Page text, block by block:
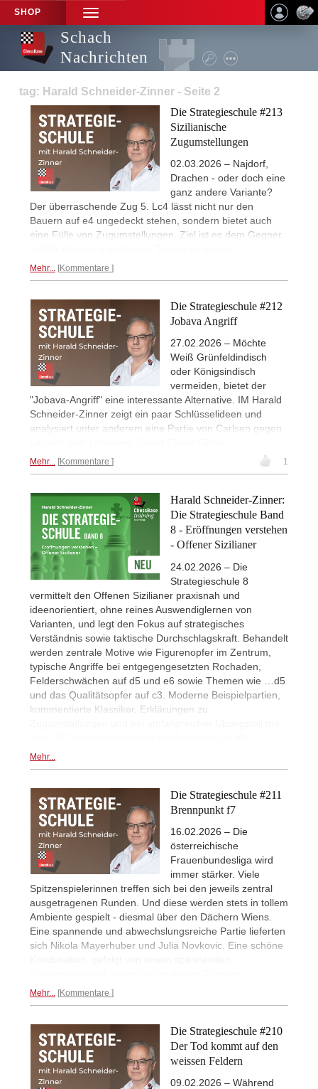
SHOP
TOGGLE
NAVIGATION
Schach
Nachrichten
tag: Harald Schneider-Zinner - Seite 2
Die Strategieschule #213
Sizilianische
Zugumstellungen
02.03.2026 – Najdorf,
Drachen - oder doch eine
ganz andere Variante?
Der überraschende Zug 5. Lc4 lässt nicht nur den
Bauern auf e4 ungedeckt stehen, sondern bietet auch
eine Fülle von Zugumstellungen. Ziel ist es dem Gegner
Mehr... Kommentare
Die Strategieschule #212
Jobava Angriff
27.02.2026 – Möchte
Weiß Grünfeldindisch
oder Königsindisch
vermeiden, bietet der
"Jobava-Angriff" eine interessante Alternative. IM Harald
Schneider-Zinner zeigt ein paar Schlüsselideen und
analysiert unter anderem eine Partie von Carlsen gegen
Mehr... Kommentare 1
Harald Schneider-Zinner:
Die Strategieschule Band
8 - Eröffnungen verstehen
- Offener Sizilianer
24.02.2026 – Die
Strategieschule 8
vermittelt den Offenen Sizilianer praxisnah und
ideenorientiert, ohne reines Auswendiglernen von
Varianten, und legt den Fokus auf strategisches
Verständnis sowie taktische Durchschlagskraft. Behandelt
werden zentrale Motive wie Figurenopfer im Zentrum,
typische Angriffe bei entgegengesetzten Rochaden,
Felderschwächen auf d5 und e6 sowie Themen wie …d5
und das Qualitätsopfer auf c3. Moderne Beispielpartien,
kommentierte Klassiker, Erklärungen zu
Mehr...
Die Strategieschule #211
Brennpunkt f7
16.02.2026 – Die
österreichische
Frauenbundesliga wird
immer stärker. Viele
Spitzenspielerinnen treffen sich bei den jeweils zentral
ausgetragenen Runden. Und diese werden stets in tollem
Ambiente gespielt - diesmal über den Dächern Wiens.
Eine spannende und abwechslungsreiche Partie lieferten
sich Nikola Mayerhuber und Julia Novkovic. Eine schöne
Mehr... Kommentare
Die Strategieschule #210
Der Tod kommt auf den
weissen Feldern
09.02.2026 – Während